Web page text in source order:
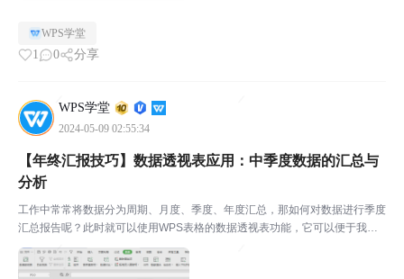
WPS学堂
1 0 分享
WPS学堂
2024-05-09 02:55:34
【年终汇报技巧】数据透视表应用：中季度数据的汇总与
分析
工作中常常将数据分为周期、月度、季度、年度汇总，那如何对数据进行季度
汇总报告呢？此时就可以使用WPS表格的数据透视表功能，它可以便于我们
筛选和统计。◾以此销售表单为例。点击上方菜单栏数据-数据透视表，选择单
元格区域，创建新的工作表。此时弹出一个新的工作表，...